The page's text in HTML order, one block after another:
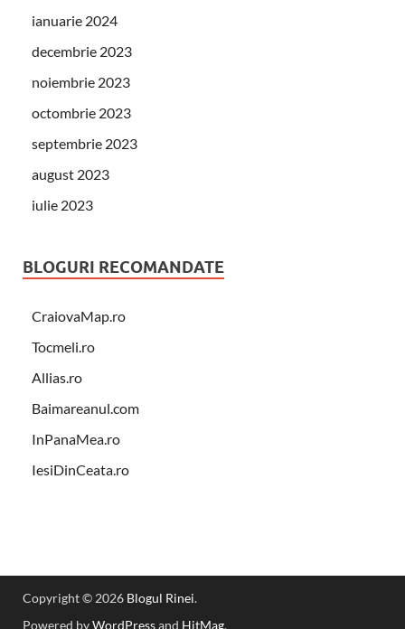
ianuarie 2024
decembrie 2023
noiembrie 2023
octombrie 2023
septembrie 2023
august 2023
iulie 2023
BLOGURI RECOMANDATE
CraiovaMap.ro
Tocmeli.ro
Allias.ro
Baimareanul.com
InPanaMea.ro
IesiDinCeata.ro
Copyright © 2026 Blogul Rinei.
Powered byWordPressand HitMag.